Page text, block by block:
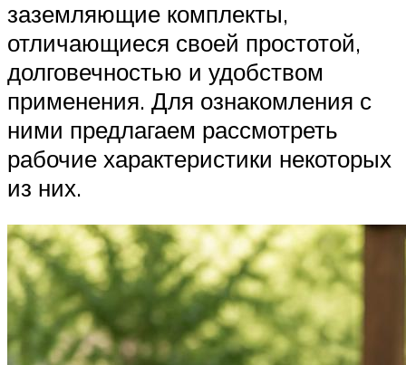
заземляющие комплекты,
отличающиеся своей простотой,
долговечностью и удобством
применения. Для ознакомления с
ними предлагаем рассмотреть
рабочие характеристики некоторых
из них.